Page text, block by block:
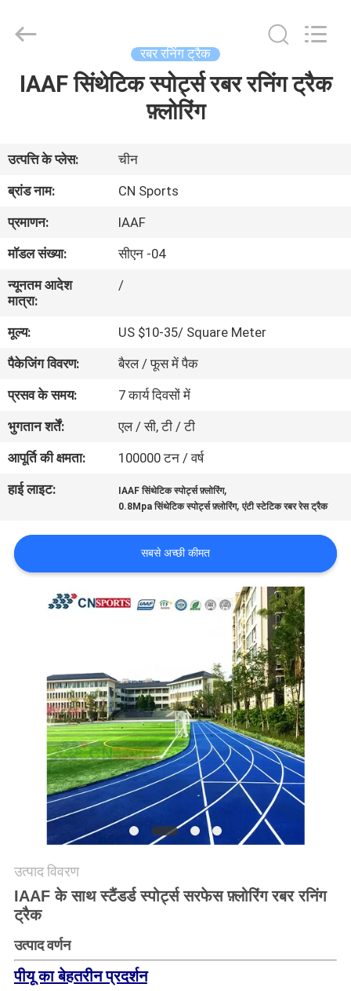
घर
हमारे
बारे
कारखाना
गुणवत्ता
नियंत्रण
संपर्क
करें
उद्धरण
अनुरोध
साइटमैप
PRIVACY
POLICY
Materials
Reserved.
रबर रनिंग ट्रैक
IAAF सिंथेटिक स्पोर्ट्स रबर रनिंग ट्रैक
फ़्लोरिंग
उत्पत्ति के प्लेस:
चीन
ब्रांड नाम:
CN Sports
प्रमाणन:
IAAF
मॉडल संख्या:
सीएन -04
न्यूनतम आदेश
मात्रा:
/
मूल्य:
US $10-35/ Square Meter
पैकेजिंग विवरण:
बैरल / फूस में पैक
प्रसव के समय:
7 कार्य दिवसों में
भुगतान शर्तें:
एल / सी, टी / टी
आपूर्ति की क्षमता:
100000 टन / वर्ष
हाई लाइट:
IAAF सिंथेटिक स्पोर्ट्स फ़्लोरिंग,
0.8Mpa सिंथेटिक स्पोर्ट्स फ़्लोरिंग,एंटी स्टेटिक रबर रेस ट्रैक
सबसे अच्छी कीमत
उत्पाद विवरण
IAAF के साथ स्टैंडर्ड स्पोर्ट्स सरफेस फ़्लोरिंग रबर रनिंग
ट्रैक
उत्पाद वर्णन
पीयू का बेहतरीन प्रदर्शन